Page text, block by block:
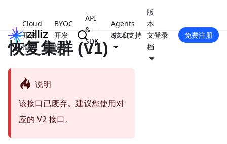
Cloud
开发
指南
BYOC
开发
指南
API
&
SDK
Agents
& CLI
版
本
文
档
技术支持 登录 免费注册
恢复集群 (V1)
说明
该接口已废弃。建议您使用对
应的 V2 接口。